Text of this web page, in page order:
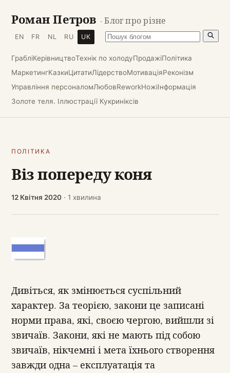
Роман Петров · Блог про різне
EN FR NL RU UK
ГрабліКерівництвоТехнік по холодуПродажіПолітика
МаркетингКазкиЦитатиЛідерствоМотиваціяРеконізм
Управління персоналомЛюбовReworkНожіІнформація
Золоте теля. Іллюстрації Кукриніксів
ПОЛІТИКА
Віз попереду коня
12 Квітня 2020 · 1 хвилина
Дивіться, як змінюється суспільний
характер. За теорією, закони це записані
норми права, які, своєю чергою, вийшли зі
звичаїв. Закони, які не мають під собою
звичаїв, нікчемні і мета їхнього створення
завжди одна – експлуатація та